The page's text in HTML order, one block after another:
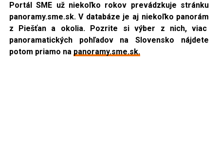
Portál SME už niekoľko rokov prevádzkuje stránku
panoramy.sme.sk. V databáze je aj niekoľko panorám
z Piešťan a okolia.
Pozrite si výber z nich, viac
panoramatických pohľadov na Slovensko nájdete
potom priamo na panoramy.sme.sk.